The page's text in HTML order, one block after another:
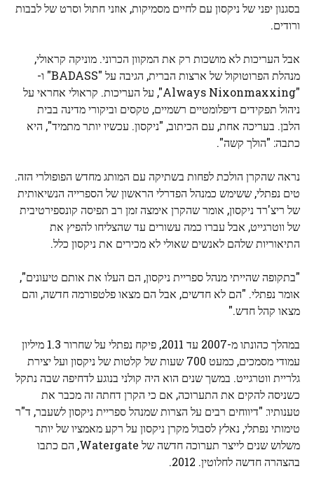
בסגנון יפני של ניקסון עם לחיים מסמיקות, אוזני חתול וסרט של לבבות
ורודים.
אבל העריכות לא מושכות רק את המקוון הכרוני. מוניקה קראולי,
מנהלת הפרוטוקול של ארצות הברית, הגיבה על "BADASS" ו-
"Always Nixonmaxxing", על העריכות. קראולי אחראי על
ניהול תפקידים דיפלומטיים רשמיים, טקסים וביקורי מדינה בבית
הלבן. בעריכה אחת, עם הכיתוב, "ניקסון. עכשיו יותר מתמיד", היא
כתבה: "הולך קשה".
נראה שהקרן הולכת לפחות בשתיקה עם המותג מחדש הפופולרי הזה.
טים נפתלי, ששימש כמנהל הפדרלי הראשון של הספרייה הנשיאותית
של ריצ'רד ניקסון, אומר שהקרן אימצה זמן רב תפיסה קונספירטיבית
של ווטרגייט, אבל עברו כמה עשורים עד שהצליחו להפיץ את
התיאוריות שלהם לאנשים שאולי לא מכירים את ניקסון כלל.
"בתקופה שהייתי מנהל ספריית ניקסון, הם העלו את אותם טיעונים",
אומר נפתלי. "הם לא חדשים, אבל הם מצאו פלטפורמה חדשה, והם
מצאו קהל חדש."
במהלך כהונתו מ-2007 עד 2011, פיקח נפתלי על שחרור 1.3 מיליון
עמודי מסמכים, כמעט 700 שעות של קלטות של ניקסון ועל יצירת
גלריית ווטרגייט. במשך שנים הוא היה קולני בנוגע לדחיפה שבה נתקל
כשניסה להקים את התערוכה, אם כי הקרן דחתה זה מכבר את
טענותיו: "דיווחים רבים על הצרות שמנהל ספריית ניקסון לשעבר, ד"ר
טימותי נפתלי, נאלץ לסבול מקרן ניקסון על רקע מאמציו של יותר
משלוש שנים לייצר תערוכה חדשה של Watergate, הם כתבו
בהצהרה חדשה לחלוטין. 2012.